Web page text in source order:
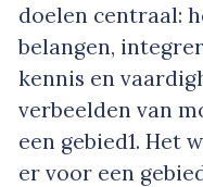
doelen centraal:
belangen,
kennis en
verbeelden van
een gebied1. Het
er voor een